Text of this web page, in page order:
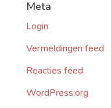
Meta
Login
Vermeldingen feed
Reacties feed
WordPress.org